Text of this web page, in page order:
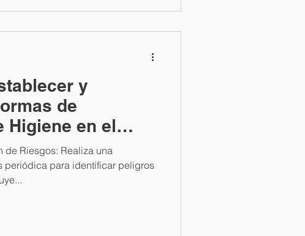
y
de
Higiene en el
Realiza una
periódica para identificar peligros